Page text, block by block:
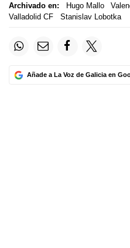
Archivado en: Hugo Mallo
Valladolid CF
Stanislav Lobotka
Añade a La Voz de Galicia en